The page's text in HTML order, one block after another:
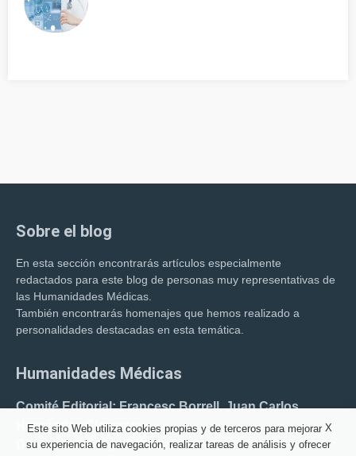
Sobre el blog
En esta sección encontrarás artículos especialmente
redactados para este blog de personas muy representativas de
las Humanidades Médicas.
También encontrarás homenajes que hemos realizado a
personalidades destacadas en esta temática.
Humanidades Médicas
Comité Editorial: Francesc Borrell. Juan Carlos
Hernández Clemente.
Director del blog: F. Borrell Carrió.
X
Este sito Web utiliza cookies propias y de terceros para mejorar
su experiencia de navegación, realizar tareas de análisis y ofrecer